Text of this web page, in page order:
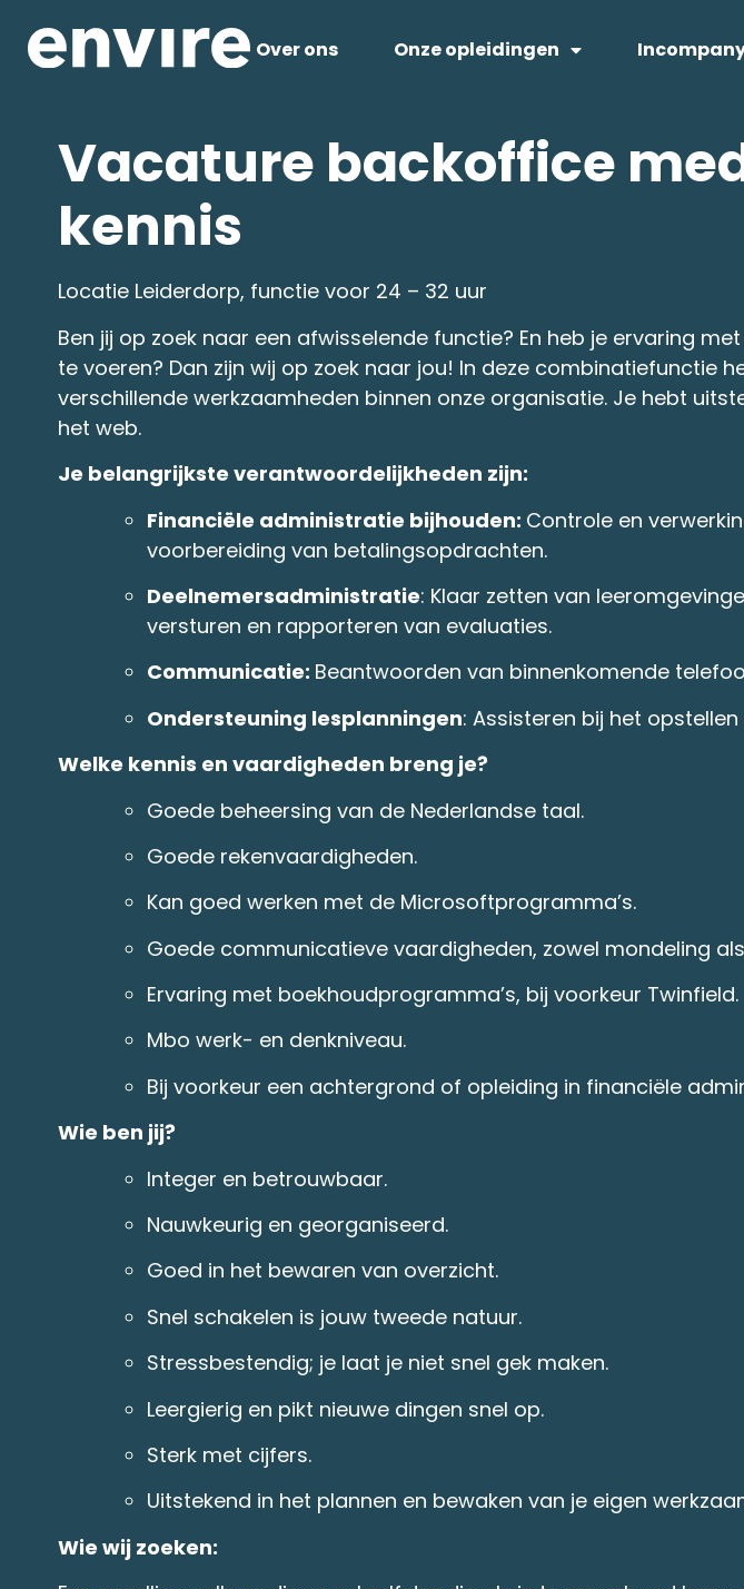
Over ons Onze opleidingen
Vacature backoffice
kennis
Locatie Leiderdorp, functie voor 24 – 32 uur
Ben jij op zoek naar een afwisselende functie? En heb je ervaring
te voeren? Dan zijn wij op zoek naar jou! In deze combinatiefunctie
verschillende werkzaamheden binnen onze organisatie. Je hebt
het web.
Je belangrijkste verantwoordelijkheden zijn:
Financiële administratie bijhouden: Controle en
voorbereiding van betalingsopdrachten.
Deelnemersadministratie: Klaar zetten van
versturen en rapporteren van evaluaties.
Communicatie: Beantwoorden van binnenkomende
Ondersteuning lesplanningen: Assisteren bij het
Welke kennis en vaardigheden breng je?
Goede beheersing van de Nederlandse taal.
Goede rekenvaardigheden.
Kan goed werken met de Microsoftprogramma’s.
Goede communicatieve vaardigheden, zowel mondeling
Ervaring met boekhoudprogramma’s, bij voorkeur Twinfield.
Mbo werk- en denkniveau.
Bij voorkeur een achtergrond of opleiding in financiële
Wie ben jij?
Integer en betrouwbaar.
Nauwkeurig en georganiseerd.
Goed in het bewaren van overzicht.
Snel schakelen is jouw tweede natuur.
Stressbestendig; je laat je niet snel gek maken.
Leergierig en pikt nieuwe dingen snel op.
Sterk met cijfers.
Uitstekend in het plannen en bewaken van je eigen
Wie wij zoeken: